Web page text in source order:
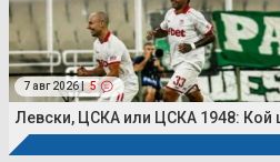
7 авг 2026 | 5
Левски, ЦСКА или ЦСКА 1948: